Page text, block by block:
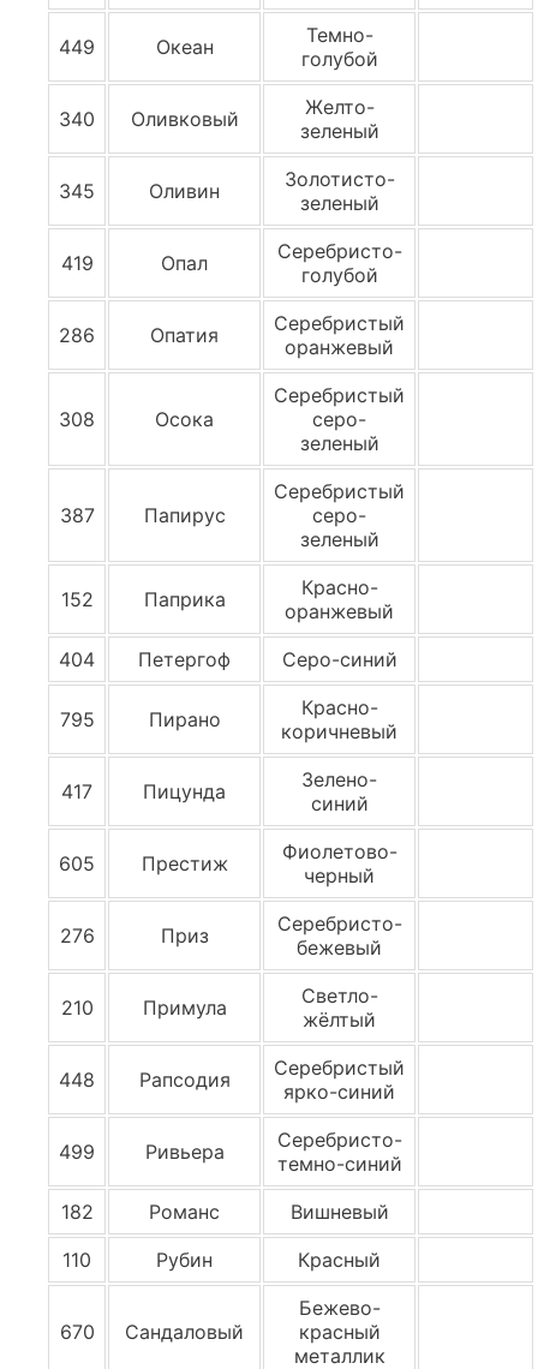
449 Океан
Темно-
голубой
340 Оливковый
Желто-
зеленый
345 Оливин
Золотисто-
зеленый
419 Опал
Серебристо-
голубой
286 Опатия
Серебристый
оранжевый
308 Осока
Серебристый
серо-
зеленый
387 Папирус
Серебристый
серо-
зеленый
152 Паприка
Красно-
оранжевый
404
Петергоф Серо-синий
795 Пирано
Красно-
коричневый
417 Пицунда
Зелено-
синий
605 Престиж
Фиолетово-
черный
276 Приз
Серебристо-
бежевый
210 Примула
Светло-
жёлтый
448 Рапсодия
Серебристый
ярко-синий
499 Ривьера
Серебристо-
темно-синий
182
Романс
Вишневый
110
Рубин Красный
670 Сандаловый
Бежево-
красный
металлик